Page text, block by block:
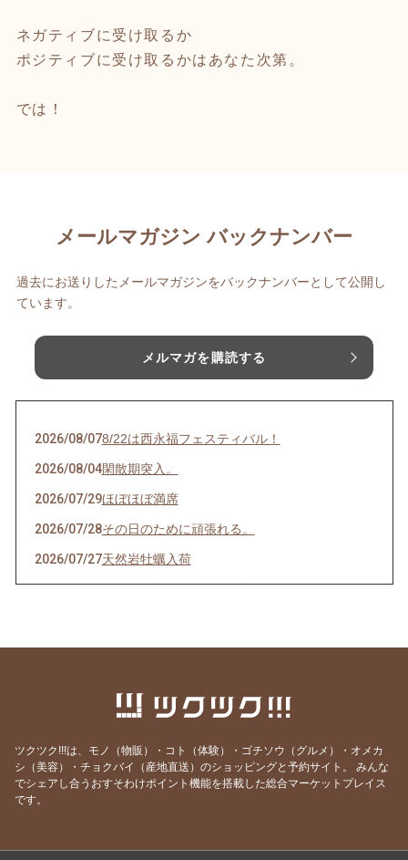
ネガティブに受け取るか
ポジティブに受け取るかはあなた次第。
では！
メールマガジン バックナンバー
過去にお送りしたメールマガジンをバックナンバーとして公開し
ています。
メルマガを購読する
2026/08/078/22は西永福フェスティバル！
2026/08/04閑散期突入。
2026/07/29ほぼほぼ満席
2026/07/28その日のために頑張れる。
2026/07/27天然岩牡蠣入荷
2026/07/23うなぎを食べてエネルギーチャージ！
2026/07/19サッカーワールドカップ 決勝戦 観戦会 開
生きて行けるかしら。
2026/07/14 猛暑日の日は上々や！
2026/07/13 神のお告げ
2026/07/07七夕そうめんあります。
ツクツク!!!は、モノ（物販）・コト（体験）・ゴチソウ（グルメ）・オメカ
シ（美容）・チョクバイ（産地直送）のショッピングと予約サイト。
みんな
でシェアし合うおすそわけポイント機能を搭載した総合マーケットプレイス
です。